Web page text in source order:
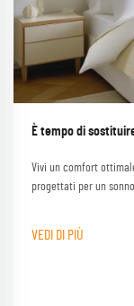
È tempo di
Vivi un comfort
progettati per un
VEDI DI PIÙ